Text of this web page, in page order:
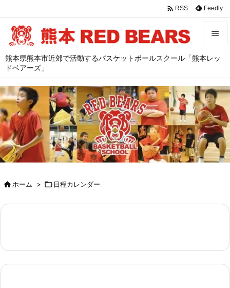
熊本県熊本市近郊で活動するバスケットボールスクール「熊本レッ
ドベアーズ」



サイド

前へ

次へ

 RSS Feedly
ホーム >  日程カレンダー